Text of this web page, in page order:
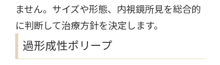
ません。サイズや形態、内視鏡所見を総合的
に判断して治療方針を決定します。
過形成性ポリープ